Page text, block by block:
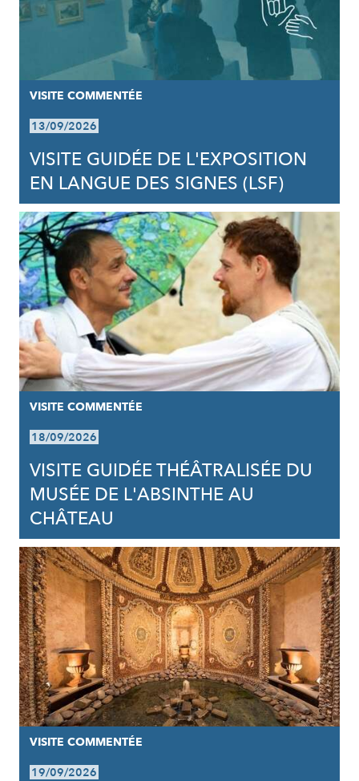
VISITE COMMENTÉE
13/09/2026
VISITE GUIDÉE DE L'EXPOSITION
EN LANGUE DES SIGNES (LSF)
VISITE COMMENTÉE
18/09/2026
VISITE GUIDÉE THÉÂTRALISÉE DU
MUSÉE DE L'ABSINTHE AU
CHÂTEAU
VISITE COMMENTÉE
19/09/2026